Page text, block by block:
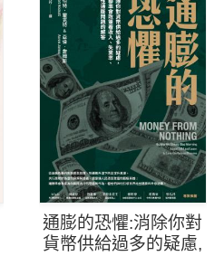
通膨的恐懼:消除你對
貨幣供給過多的疑慮,